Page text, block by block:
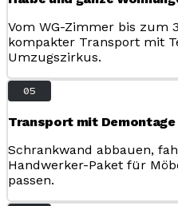
Vom WG-Zimmer bis zum
kompakter Transport mit
Umzugszirkus.
05
Transport mit Demontage
Schrankwand abbauen,
Handwerker-Paket für
passen.